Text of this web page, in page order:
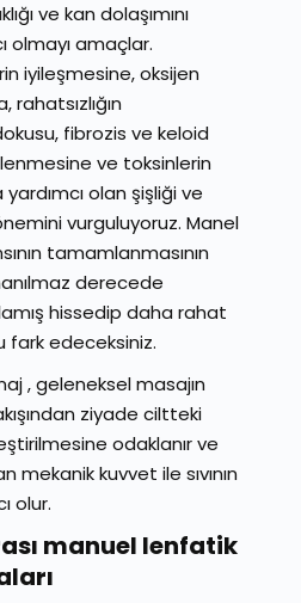
ve kan dolaşımını
olmayı amaçlar.
iyileşmesine, oksijen
rahatsızlığın
fibrozis ve keloid
ve toksinlerin
olan şişliği ve
vurguluyoruz. Manel
tamamlanmasının
derecede
hissedip daha rahat
fark edeceksiniz.
, geleneksel masajın
ziyade ciltteki
odaklanır ve
mekanik kuvvet ile sıvının
olur.
manuel lenfatik